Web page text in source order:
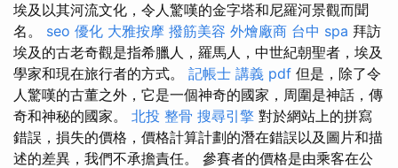
埃及以其河流文化，令人驚嘆的金字塔和尼羅河景觀而聞
名。 seo 優化 大雅按摩 撥筋美容 外燴廠商 台中 spa 拜訪
埃及的古老奇觀是指希臘人，羅馬人，中世紀朝聖者，埃及
學家和現在旅行者的方式。 記帳士 講義 pdf 但是，除了令
人驚嘆的古董之外，它是一個神奇的國家，周圍是神話，傳
奇和神秘的國家。 北投 整骨 搜尋引擎 對於網站上的拼寫
錯誤，損失的價格，價格計算計劃的潛在錯誤以及圖片和描
述的差異，我們不承擔責任。 參賽者的價格是由乘客在公